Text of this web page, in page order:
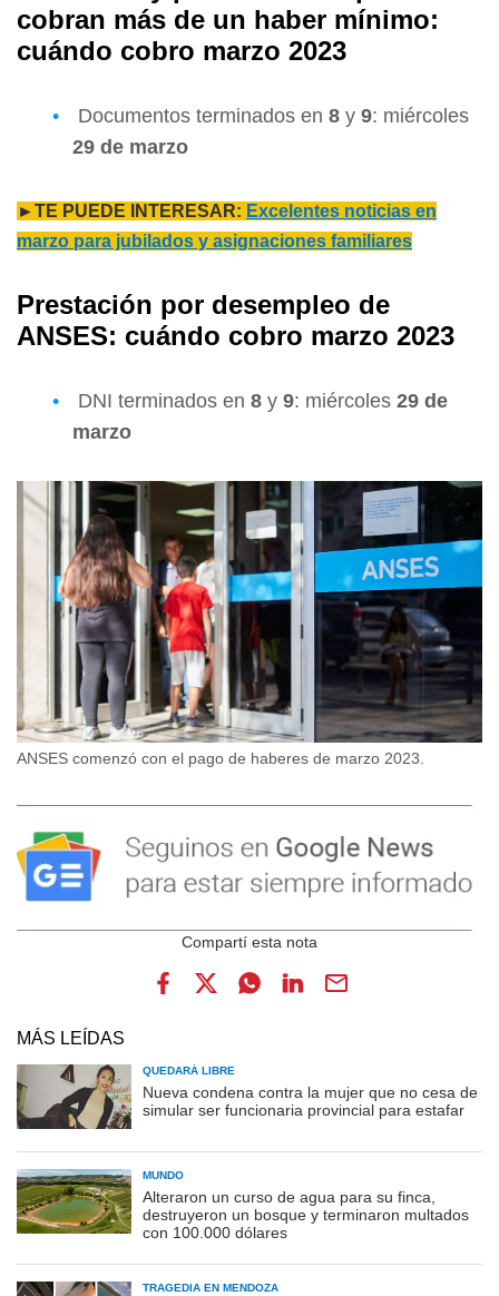
cobran más de un haber mínimo:
cuándo cobro marzo 2023
Documentos terminados en 8 y 9: miércoles
29 de marzo
►TE PUEDE INTERESAR: Excelentes noticias en
marzo para jubilados y asignaciones familiares
Prestación por desempleo de
ANSES: cuándo cobro marzo 2023
DNI terminados en 8 y 9: miércoles 29 de
marzo
ANSES comenzó con el pago de haberes de marzo 2023.
MÁS LEÍDAS
QUEDARÁ LIBRE
Nueva condena contra la mujer que no cesa de
simular ser funcionaria provincial para estafar
MUNDO
Alteraron un curso de agua para su finca,
destruyeron un bosque y terminaron multados
con 100.000 dólares
TRAGEDIA EN MENDOZA